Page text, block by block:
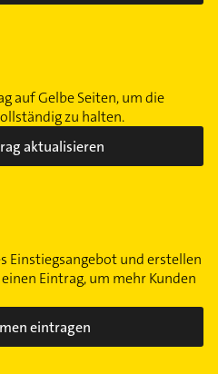
auf Gelbe Seiten, um die
zu halten.
aktualisieren
Einstiegsangebot und erstellen
Eintrag, um mehr Kunden
eintragen